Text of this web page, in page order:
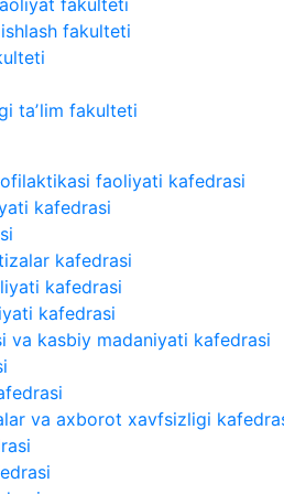
fakulteti
fakulteti
taʼlim fakulteti
faoliyati kafedrasi
kafedrasi
kafedrasi
kafedrasi
kafedrasi
va kasbiy madaniyati kafedrasi
va axborot xavfsizligi